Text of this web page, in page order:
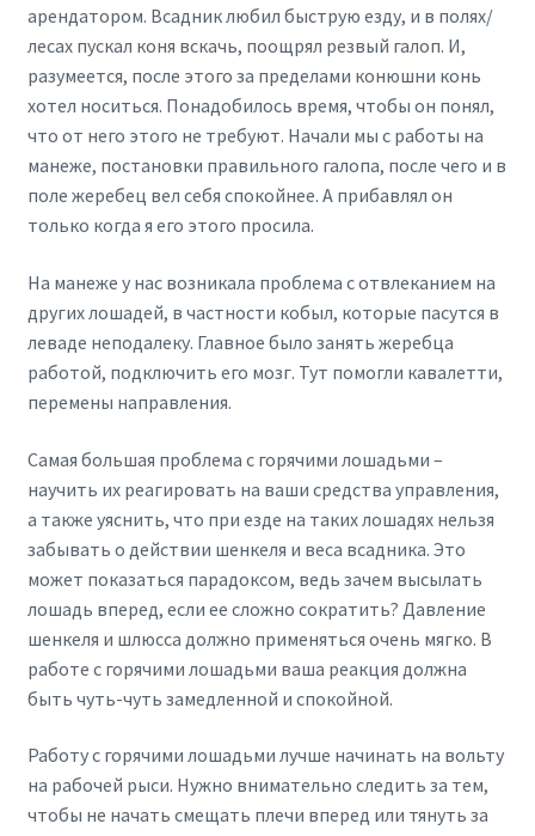
арендатором. Всадник любил быструю езду, и в полях/
лесах пускал коня вскачь, поощрял резвый галоп. И,
разумеется, после этого за пределами конюшни конь
хотел носиться. Понадобилось время, чтобы он понял,
что от него этого не требуют. Начали мы с работы на
манеже, постановки правильного галопа, после чего и в
поле жеребец вел себя спокойнее. А прибавлял он
только когда я его этого просила.
На манеже у нас возникала проблема с отвлеканием на
других лошадей, в частности кобыл, которые пасутся в
леваде неподалеку. Главное было занять жеребца
работой, подключить его мозг. Тут помогли кавалетти,
перемены направления.
Самая большая проблема с горячими лошадьми –
научить их реагировать на ваши средства управления,
а также уяснить, что при езде на таких лошадях нельзя
забывать о действии шенкеля и веса всадника. Это
может показаться парадоксом, ведь зачем высылать
лошадь вперед, если ее сложно сократить? Давление
шенкеля и шлюсса должно применяться очень мягко. В
работе с горячими лошадьми ваша реакция должна
быть чуть-чуть замедленной и спокойной.
Работу с горячими лошадьми лучше начинать на вольту
на рабочей рыси. Нужно внимательно следить за тем,
чтобы не начать смещать плечи вперед или тянуть за